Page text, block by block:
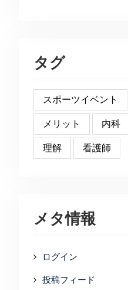
タグ
スポーツイベント
メリット 内科
理解 看護師
メタ情報
ログイン
投稿フィード